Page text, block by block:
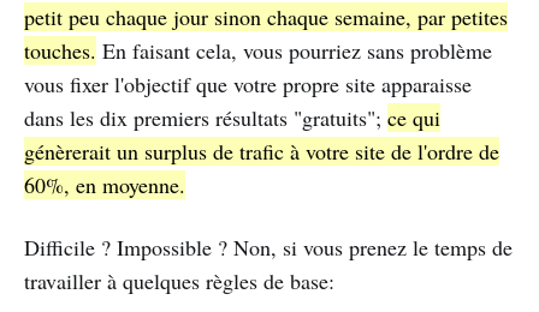
petit peu chaque jour sinon chaque semaine, par petites
touches. En faisant cela, vous pourriez sans problème
vous fixer l'objectif que votre propre site apparaisse
dans les dix premiers résultats "gratuits"; ce qui
génèrerait un surplus de trafic à votre site de l'ordre de
60%, en moyenne.
Difficile ? Impossible ? Non, si vous prenez le temps de
travailler à quelques règles de base: